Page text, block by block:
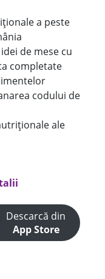
a peste
de mese cu
completate
codului de
ale
Descarcă din
App Store